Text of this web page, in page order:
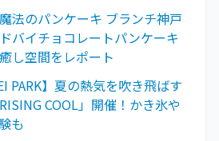
法のパンケーキ ブランチ神戸
バイチョコレートパンケーキ
し空間をレポート
PARK】夏の熱気を吹き飛ばす
COOL」開催！かき氷や
も